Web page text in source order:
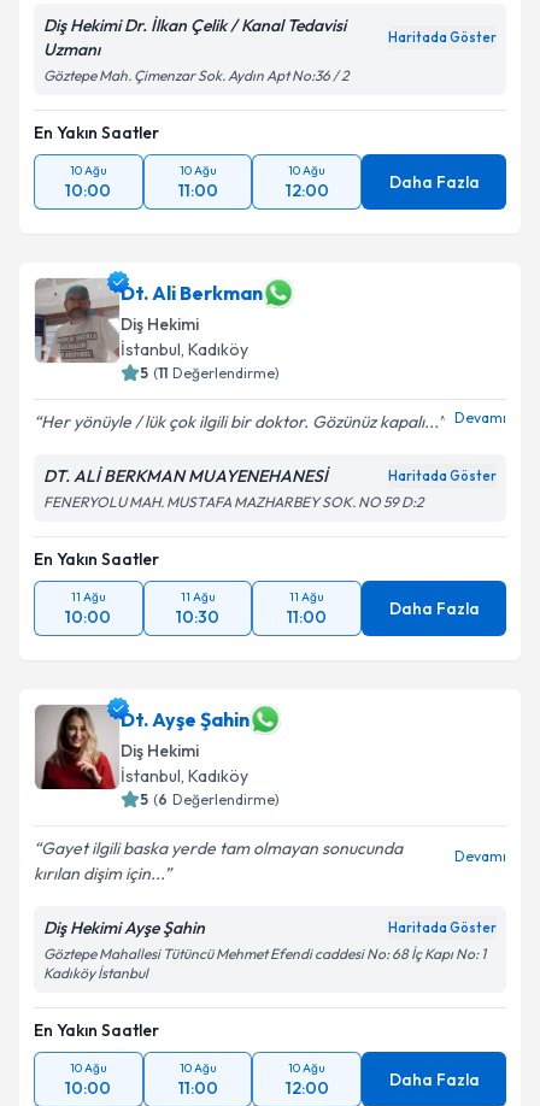
Diş Hekimi Dr. İlkan Çelik / Kanal Tedavisi
Uzmanı
Haritada Göster
Göztepe Mah. Çimenzar Sok. Aydın Apt No:36 / 2
En Yakın Saatler
10 Ağu
10:00
10 Ağu
11:00
10 Ağu
12:00 Daha Fazla
Dt. Ali Berkman
Diş Hekimi
İstanbul, Kadıköy
5 (11 Değerlendirme)
Her yönüyle / lük çok ilgili bir doktor. Gözünüz kapalı... Devamı
DT. ALİ BERKMAN MUAYENEHANESİ Haritada Göster
FENERYOLU MAH. MUSTAFA MAZHARBEY SOK. NO 59 D:2
En Yakın Saatler
11 Ağu
10:00
11 Ağu
10:30
11 Ağu
11:00 Daha Fazla
Dt. Ayşe Şahin
Diş Hekimi
İstanbul, Kadıköy
5 (6 Değerlendirme)
Gayet ilgili baska yerde tam olmayan sonucunda
kırılan dişim için...
Devamı
Diş Hekimi Ayşe Şahin Haritada Göster
Göztepe Mahallesi Tütüncü Mehmet Efendi caddesi No: 68 İç Kapı No: 1
Kadıköy İstanbul
En Yakın Saatler
10 Ağu
10:00
10 Ağu
11:00
10 Ağu
12:00 Daha Fazla